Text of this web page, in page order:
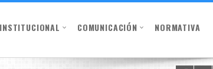
INSTITUCIONAL COMUNICACIÓN NORMATIVA